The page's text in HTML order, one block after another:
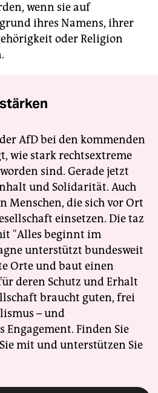
wenn sie auf
ihres Namens, ihrer
oder Religion
AfD bei den kommenden
wie stark rechtsextreme
sind. Gerade jetzt
und Solidarität. Auch
Menschen, die sich vor Ort
einsetzen. Die taz
"Alles beginnt im
unterstützt bundesweit
Orte und baut einen
deren Schutz und Erhalt
braucht guten, frei
– und
Finden Sie
mit und unterstützen Sie